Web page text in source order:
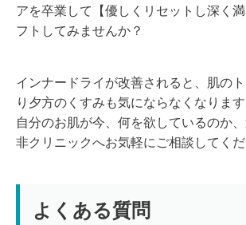
アを卒業して【優しくリセットし深く
フトしてみませんか？
インナードライが改善されると、肌の
り夕方のくすみも気にならなくなります
自分のお肌が今、何を欲しているのか
非クリニックへお気軽にご相談してくだ
よくある質問